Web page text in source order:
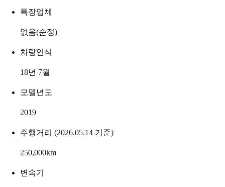
특장업체
없음(순정)
차량연식
18년 7월
모델년도
2019
주행거리 (2026.05.14 기준)
250,000km
변속기